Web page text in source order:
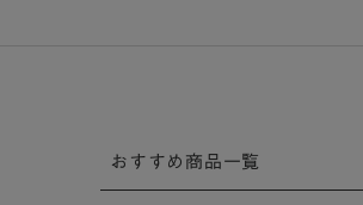
おすすめ商品一覧